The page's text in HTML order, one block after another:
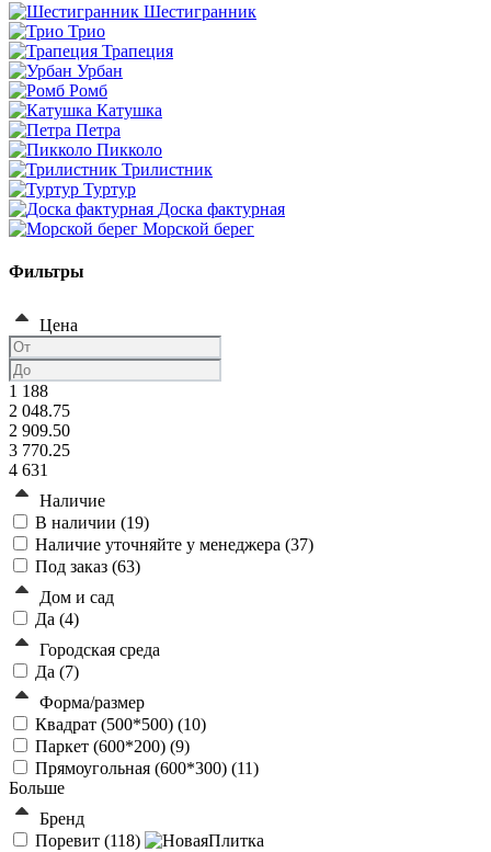
Шестигранник
Трио
Трапеция
Урбан
Ромб
Катушка
Петра
Пикколо
Трилистник
Туртур
Доска фактурная
Морской берег
Фильтры
Цена
1 188
2 048.75
2 909.50
3 770.25
4 631
Наличие
В наличии (19)
Наличие уточняйте у менеджера (37)
Под заказ (63)
Дом и сад
Да (4)
Городская среда
Да (7)
Форма/размер
Квадрат (500*500) (10)
Паркет (600*200) (9)
Прямоугольная (600*300) (11)
Больше
Бренд
Поревит (118)